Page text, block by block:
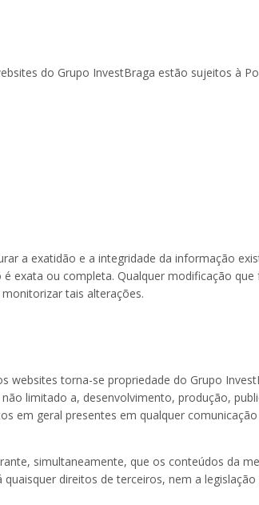
do Grupo InvestBraga estão sujeitos à
a exatidão e a integridade da informação
exata ou completa. Qualquer modificação
tais alterações.
torna-se propriedade do Grupo
limitado a, desenvolvimento, produção,
em geral presentes em qualquer
simultaneamente, que os conteúdos da
direitos de terceiros, nem a legislação